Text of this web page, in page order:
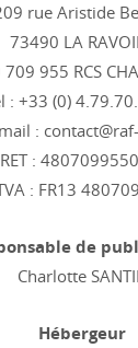
rue Aristide
73490 LA
955 RCS
: +33 (0)
:
:
: FR13
de
Charlotte
Hébergeur